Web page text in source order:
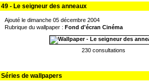
49 - Le seigneur des anneaux
Ajouté le dimanche 05 décembre 2004
Rubrique du wallpaper : Fond d'écran Cinéma
230 consultations
Séries de wallpapers